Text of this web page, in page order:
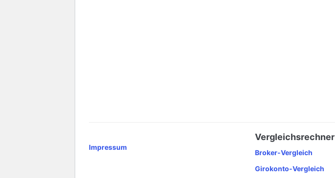
Impressum
Vergleichsrechner
Broker-Vergleich
Girokonto-Vergleich